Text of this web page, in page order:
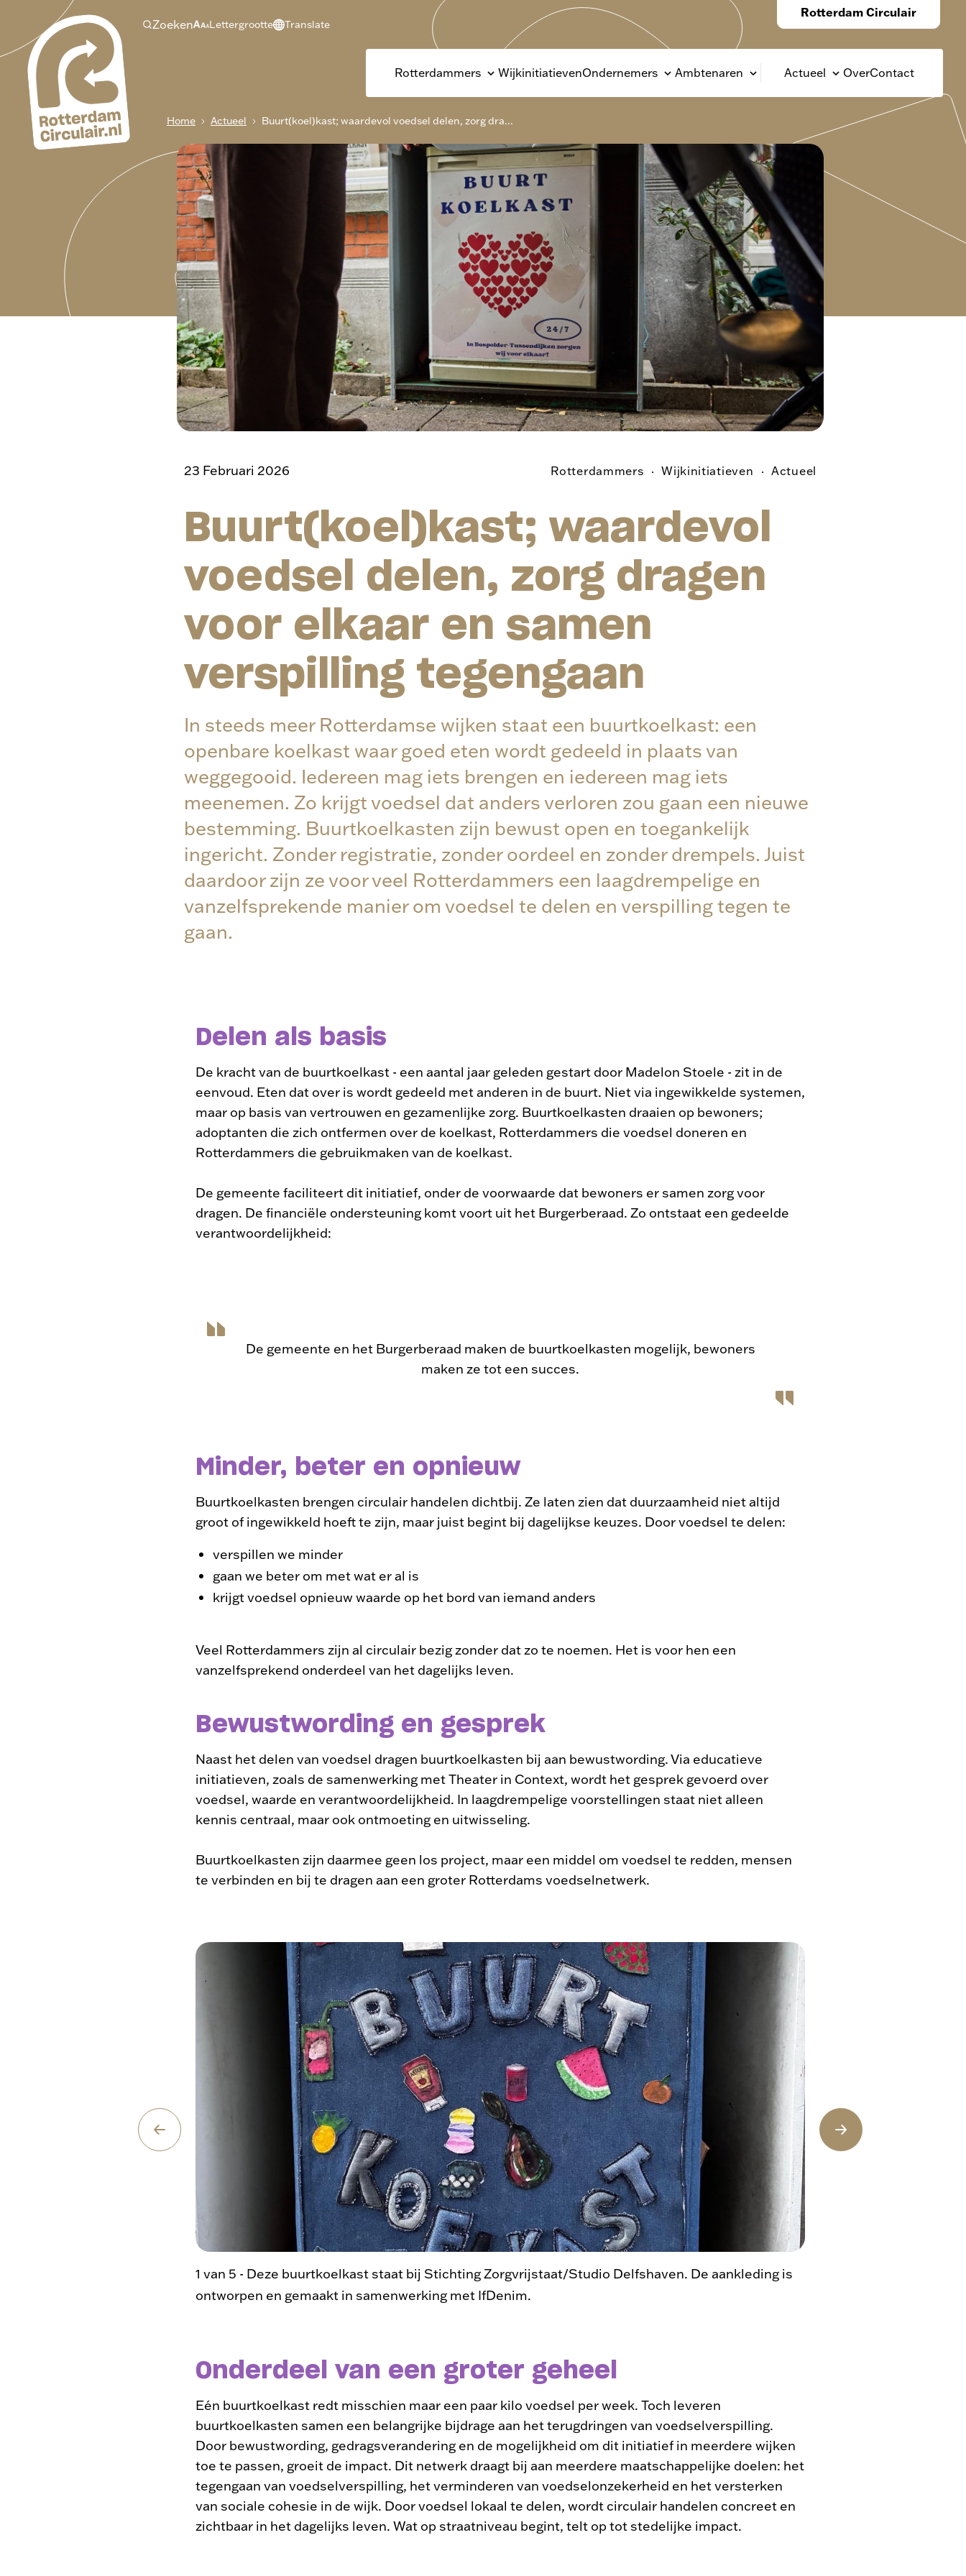
hoofdinhoud
Zoeken Lettergrootte Translate
Rotterdammers WijkinitiatievenOndernemers Ambtenaren Actueel OverContact
Rotterdam Circulair
Breadcrumb
Home Actueel Buurt(koel)kast; waardevol voedsel delen, zorg dra...
23 Februari 2026 Rotterdammers Wijkinitiatieven Actueel
Buurt(koel)kast; waardevol
voedsel delen, zorg dragen
voor elkaar en samen
verspilling tegengaan
In steeds meer Rotterdamse wijken staat een buurtkoelkast: een
openbare koelkast waar goed eten wordt gedeeld in plaats van
weggegooid. Iedereen mag iets brengen en iedereen mag iets
meenemen. Zo krijgt voedsel dat anders verloren zou gaan een nieuwe
bestemming. Buurtkoelkasten zijn bewust open en toegankelijk
ingericht. Zonder registratie, zonder oordeel en zonder drempels. Juist
daardoor zijn ze voor veel Rotterdammers een laagdrempelige en
vanzelfsprekende manier om voedsel te delen en verspilling tegen te
gaan.
Delen als basis
De kracht van de buurtkoelkast - een aantal jaar geleden gestart door Madelon Stoele - zit in de
eenvoud. Eten dat over is wordt gedeeld met anderen in de buurt. Niet via ingewikkelde systemen,
maar op basis van vertrouwen en gezamenlijke zorg. Buurtkoelkasten draaien op bewoners;
adoptanten die zich ontfermen over de koelkast, Rotterdammers die voedsel doneren en
Rotterdammers die gebruikmaken van de koelkast.
De gemeente faciliteert dit initiatief, onder de voorwaarde dat bewoners er samen zorg voor
dragen. De financiële ondersteuning komt voort uit het Burgerberaad. Zo ontstaat een gedeelde
verantwoordelijkheid:
De gemeente en het Burgerberaad maken de buurtkoelkasten mogelijk, bewoners
maken ze tot een succes.
Minder, beter en opnieuw
Buurtkoelkasten brengen circulair handelen dichtbij. Ze laten zien dat duurzaamheid niet altijd
groot of ingewikkeld hoeft te zijn, maar juist begint bij dagelijkse keuzes. Door voedsel te delen:
verspillen we minder
gaan we beter om met wat er al is
krijgt voedsel opnieuw waarde op het bord van iemand anders
Veel Rotterdammers zijn al circulair bezig zonder dat zo te noemen. Het is voor hen een
vanzelfsprekend onderdeel van het dagelijks leven.
Bewustwording en gesprek
Naast het delen van voedsel dragen buurtkoelkasten bij aan bewustwording. Via educatieve
initiatieven, zoals de samenwerking met Theater in Context, wordt het gesprek gevoerd over
voedsel, waarde en verantwoordelijkheid. In laagdrempelige voorstellingen staat niet alleen
kennis centraal, maar ook ontmoeting en uitwisseling.
Buurtkoelkasten zijn daarmee geen los project, maar een middel om voedsel te redden, mensen
te verbinden en bij te dragen aan een groter Rotterdams voedselnetwerk.
1 van 5 - Deze buurtkoelkast staat bij Stichting Zorgvrijstaat/Studio Delfshaven. De aankleding is
ontworpen en gemaakt in samenwerking met IfDenim.
Onderdeel van een groter geheel
Eén buurtkoelkast redt misschien maar een paar kilo voedsel per week. Toch leveren
buurtkoelkasten samen een belangrijke bijdrage aan het terugdringen van voedselverspilling.
Door bewustwording, gedragsverandering en de mogelijkheid om dit initiatief in meerdere wijken
toe te passen, groeit de impact. Dit netwerk draagt bij aan meerdere maatschappelijke doelen: het
tegengaan van voedselverspilling, het verminderen van voedselonzekerheid en het versterken
van sociale cohesie in de wijk. Door voedsel lokaal te delen, wordt circulair handelen concreet en
zichtbaar in het dagelijks leven. Wat op straatniveau begint, telt op tot stedelijke impact.